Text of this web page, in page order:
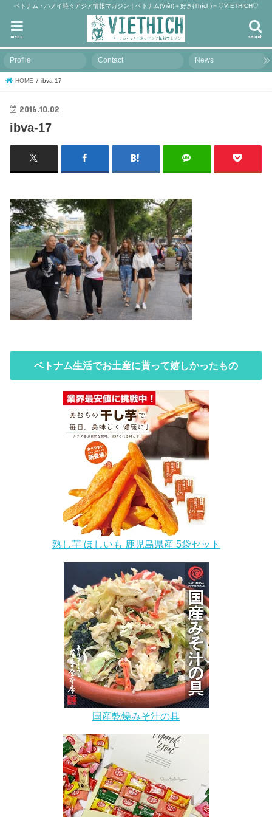
ベトナム・ハノイ時々アジア情報マガジン｜ベトナム(Việt)＋好き(Thích)＝♡VIETHICH♡
search
menu
Profile Contact News
HOME ibva-17
2016.10.02
ibva-17
ベトナム生活でお土産に貰って嬉しかったもの
熟し芋 ほしいも 鹿児島県産 5袋セット
国産乾燥みそ汁の具